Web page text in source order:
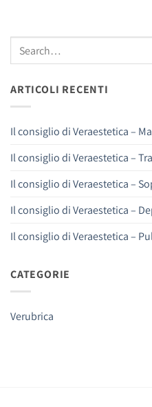
ARTICOLI RECENTI
Il consiglio di Veraestetica –
Il consiglio di Veraestetica –
Il consiglio di Veraestetica –
Il consiglio di Veraestetica –
Il consiglio di Veraestetica –
CATEGORIE
Verubrica